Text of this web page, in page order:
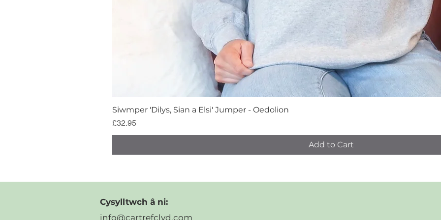
Siwmper 'Dilys, Sian a Elsi' Jumper - Oedolion
Price
£32.95
Add to Cart
Cysylltwch â ni:
info@cartrefclyd.com